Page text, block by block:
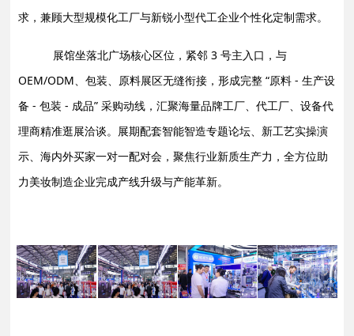
求，兼顾大型规模化工厂与新锐小型代工企业个性化定制需求。
展馆坐落北广场核心区位，紧邻 3 号主入口，与
OEM/ODM、包装、原料展区无缝衔接，形成完整 “原料 - 生产设
备 - 包装 - 成品” 采购动线，汇聚海量品牌工厂、代工厂、设备代
理商精准逛展洽谈。展期配套智能智造专题论坛、新工艺实操演
示、海内外买家一对一配对会，聚焦行业新质生产力，全方位助
力美妆制造企业完成产线升级与产能革新。